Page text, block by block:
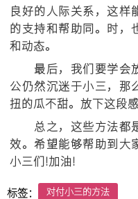
良好的人际关系，这样
的支持和帮助同。时，
和动态。
最后，我们要学会放
公仍然沉迷于小三，那
扭的瓜不甜。放下这段
总之，这些方法都是
效。希望能够帮助到大
小三们!加油!
标签： 对付小三的方法